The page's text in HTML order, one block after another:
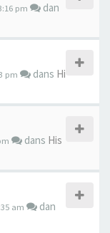
pm
dan
pm dans Hi
dans His
am
dan